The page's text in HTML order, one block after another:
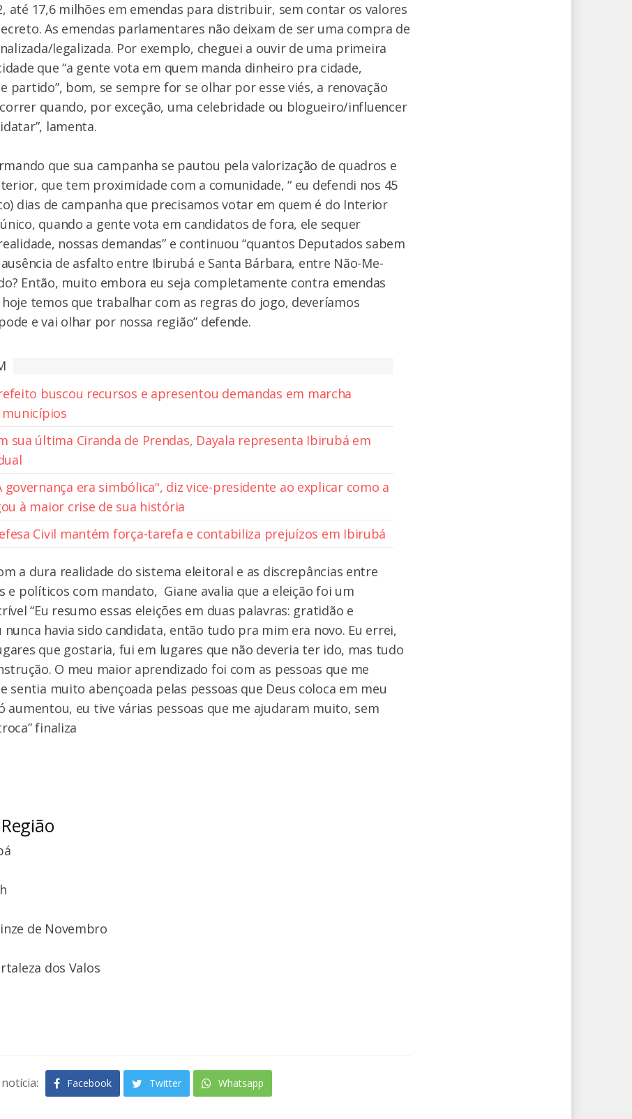
até 17,6 milhões em emendas para distribuir, sem contar os valores
As emendas parlamentares não deixam de ser uma compra de
legalizada. Por exemplo, cheguei a ouvir de uma primeira
que “a gente vota em quem manda dinheiro pra cidade,
partido”, bom, se sempre for se olhar por esse viés, a renovação
quando, por exceção, uma celebridade ou blogueiro/influencer
lamenta.
que sua campanha se pautou pela valorização de quadros e
que tem proximidade com a comunidade, “ eu defendi nos 45
dias de campanha que precisamos votar em quem é do Interior
quando a gente vota em candidatos de fora, ele sequer
nossas demandas” e continuou “quantos Deputados sabem
de asfalto entre Ibirubá e Santa Bárbara, entre Não-Me-
Então, muito embora eu seja completamente contra emendas
temos que trabalhar com as regras do jogo, deveríamos
e vai olhar por nossa região” defende.
buscou recursos e apresentou demandas em marcha
municípios
sua última Ciranda de Prendas, Dayala representa Ibirubá em
governança era simbólica", diz vice-presidente ao explicar como a
à maior crise de sua história
Civil mantém força-tarefa e contabiliza prejuízos em Ibirubá
a dura realidade do sistema eleitoral e as discrepâncias entre
e políticos com mandato, Giane avalia que a eleição foi um
“Eu resumo essas eleições em duas palavras: gratidão e
nunca havia sido candidata, então tudo pra mim era novo. Eu errei,
que gostaria, fui em lugares que não deveria ter ido, mas tudo
O meu maior aprendizado foi com as pessoas que me
sentia muito abençoada pelas pessoas que Deus coloca em meu
aumentou, eu tive várias pessoas que me ajudaram muito, sem
finaliza
de Novembro
dos Valos
Facebook Twitter Whatsapp